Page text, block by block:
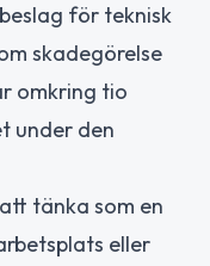
för teknisk
skadegörelse
omkring tio
under den
tänka som en
eller